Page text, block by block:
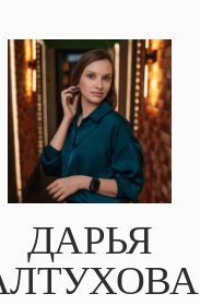
ДАРЬЯ